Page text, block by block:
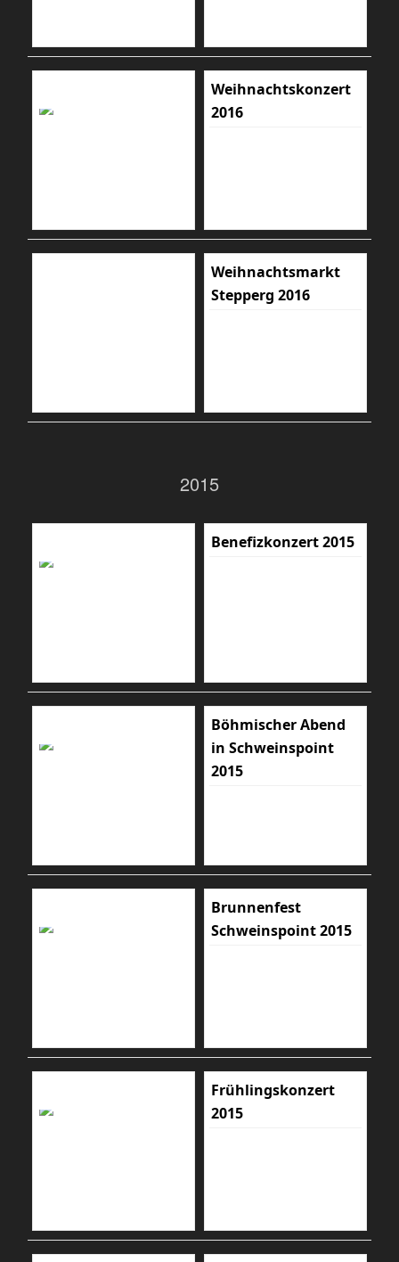
Weihnachtskonzert
2016
Weihnachtsmarkt
Stepperg 2016
2015
Benefizkonzert 2015
Böhmischer Abend
in Schweinspoint
2015
Brunnenfest
Schweinspoint 2015
Frühlingskonzert
2015